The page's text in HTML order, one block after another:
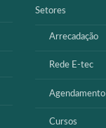
Setores
Arrecadação
Rede E-tec
Agendamento
Cursos